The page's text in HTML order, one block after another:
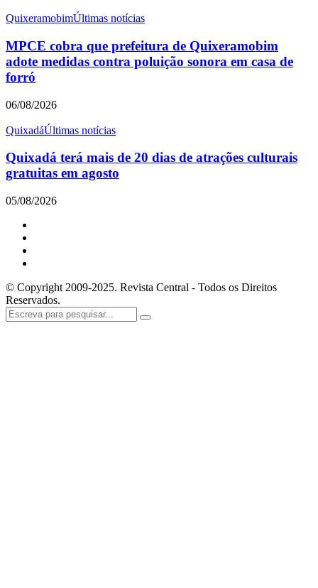
QuixeramobimÚltimas notícias
MPCE cobra que prefeitura de Quixeramobim
adote medidas contra poluição sonora em casa de
forró
06/08/2026
QuixadáÚltimas notícias
Quixadá terá mais de 20 dias de atrações culturais
gratuitas em agosto
05/08/2026
© Copyright 2009-2025. Revista Central - Todos os Direitos
Reservados.